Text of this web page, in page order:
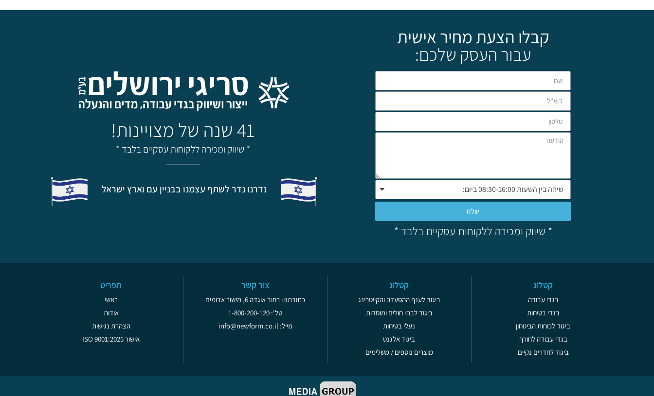
קבלו הצעת מחיר אישית
עבור העסק שלכם:
שלח
* שיווק ומכירה ללקוחות עסקיים בלבד *
41 שנה של מצויינות!
* שיווק ומכירה ללקוחות עסקיים בלבד *
נדרנו נדר לשתף עצמנו בבניין עם וארץ ישראל
קטלוג
בגדי עבודה
בגדי בטיחות
ביגוד לכוחות הביטחון
בגדי עבודה לחורף
ביגוד לחדרים נקיים
קטלוג
ביגוד לענף ההסעדה והקייטרינג
ביגוד לבתי חולים ומוסדות
נעלי בטיחות
ביגוד אלגנט
מוצרים נוספים / משלימים
צור קשר
כתובתנו: רחוב אוגדה 6, מישור אדומים
טל': 1-800-200-120
מייל: info@newform.co.il
תפריט
ראשי
אודות
הצהרת נגישות
אישור ISO 9001:2025